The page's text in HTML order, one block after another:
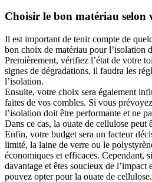
Choisir le bon matériau selon
Il est important de tenir compte de
bon choix de matériau pour l’isolation
Premièrement, vérifiez l’état de votre
signes de dégradations, il faudra les
l’isolation.
Ensuite, votre choix sera également
faites de vos combles. Si vous
l’isolation doit être performante et ne
Dans ce cas, la ouate de cellulose
Enfin, votre budget sera un facteur
limité, la laine de verre ou le
économiques et efficaces. Cependant,
davantage et êtes soucieux de
pouvez opter pour la ouate de cellulose.